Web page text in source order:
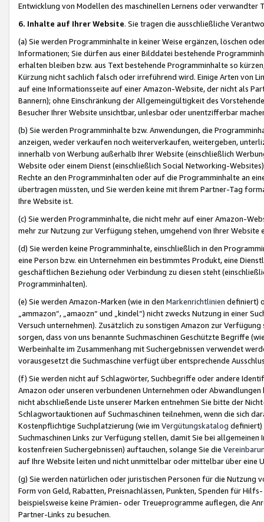
Entwicklung von Modellen des maschinellen Lernens oder
6. Inhalte auf Ihrer Website. Sie tragen die ausschließliche
(a) Sie werden Programminhalte in keiner Weise ergänzen, löschen
Informationen; Sie dürfen aus einer Bilddatei bestehende
erhalten bleiben bzw. aus Text bestehende Programminhalte so
Kürzung nicht sachlich falsch oder irreführend wird. Einige Arten von
auf eine Informationsseite auf einer Amazon-Website, der nicht als
Bannern); ohne Einschränkung der Allgemeingültigkeit des
Besucher Ihrer Website unsichtbar, unlesbar oder unentzifferbar
(b) Sie werden Programminhalte bzw. Anwendungen, die
anzeigen, weder verkaufen noch weiterverkaufen, weitergeben,
innerhalb von Werbung außerhalb Ihrer Website (einschließlich
Website oder einem Dienst (einschließlich Social Networking-
Rechte an den Programminhalten oder auf die Programminhalte an
übertragen müssten, und Sie werden keine mit Ihrem Partner-Tag
Ihre Website ist.
(c) Sie werden Programminhalte, die nicht mehr auf einer Amazon-
mehr zur Nutzung zur Verfügung stehen, umgehend von Ihrer
(d) Sie werden keine Programminhalte, einschließlich in den
eine Person bzw. ein Unternehmen ein bestimmtes Produkt, eine
geschäftlichen Beziehung oder Verbindung zu diesen steht
Programminhalten).
(e) Sie werden Amazon-Marken (wie in den Markenrichtlinien definiert)
„ammazon“, „amaozn“ und „kindel“) nicht zwecks Nutzung in einer
Versuch unternehmen). Zusätzlich zu sonstigen Amazon zur
sorgen, dass von uns benannte Suchmaschinen Geschützte Begriffe
Werbeinhalte im Zusammenhang mit Suchergebnissen verwendet
vorausgesetzt die Suchmaschine verfügt über entsprechende
(f) Sie werden nicht auf Schlagwörter, Suchbegriffe oder andere
Amazon oder unseren verbundenen Unternehmen oder
nicht abschließende Liste unserer Marken entnehmen Sie bitte der
Schlagwortauktionen auf Suchmaschinen teilnehmen, wenn die sich
Kostenpflichtige Suchplatzierung (wie im Vergütungskatalog definiert)
Suchmaschinen Links zur Verfügung stellen, damit Sie bei
kostenfreien Suchergebnissen) auftauchen, solange Sie die
auf Ihre Website leiten und nicht unmittelbar oder mittelbar über eine
(g) Sie werden natürlichen oder juristischen Personen für die Nutzung
Form von Geld, Rabatten, Preisnachlässen, Punkten, Spenden für
beispielsweise keine Prämien- oder Treueprogramme auflegen, die
Partner-Links zu besuchen.